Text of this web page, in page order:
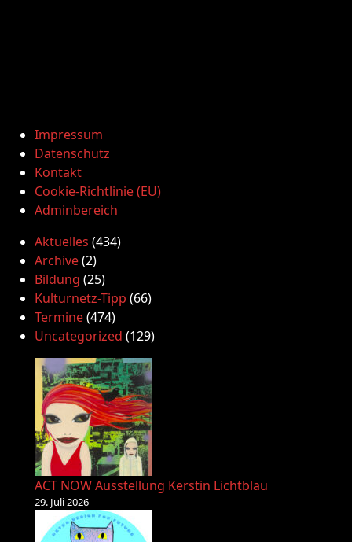
Impressum
Datenschutz
Kontakt
Cookie-Richtlinie (EU)
Adminbereich
Aktuelles (434)
Archive(2)
Bildung (25)
Kulturnetz-Tipp (66)
Termine(474)
Uncategorized (129)
ACT NOW Ausstellung Kerstin Lichtblau
29. Juli 2026